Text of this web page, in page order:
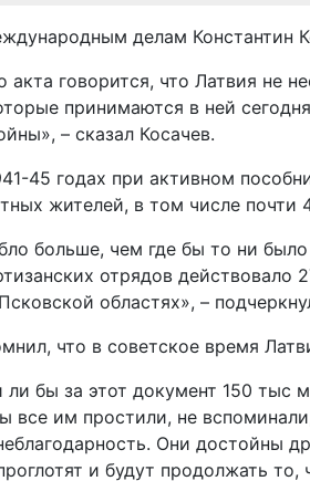
делам Константин
акта говорится, что Латвия не
принимаются в ней
– сказал Косачев.
45 годах при активном
жителей, в том числе
больше, чем где бы то ни
отрядов
областях», –
что в советское время
ли бы за этот документ 150
им простили, не
Они достойны
и будут продолжать